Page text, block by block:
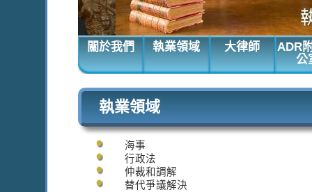
關於我們 執業領域 大律師
ADR
公
執業領域
海事
行政法
仲裁和調解
替代爭議解決